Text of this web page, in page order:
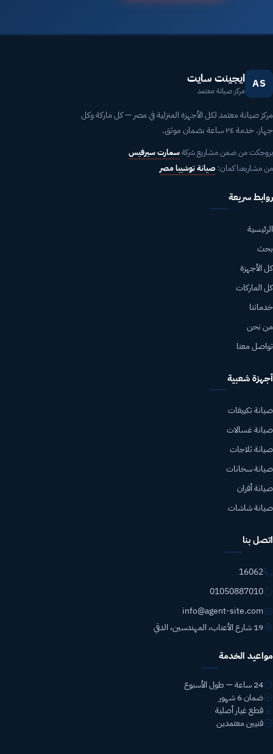
AS ايجينت سايت
مركز صيانة معتمد
مركز صيانة معتمد لكل الأجهزة المنزلية في مصر — كل ماركة وكل
جهاز. خدمة ٢٤ ساعة بضمان موثق.
بروجكت من ضمن مشاريع شركةسمارت سيرفيس
من مشاريعنا كمان: صيانة توشيبا مصر
روابط سريعة
الرئيسية
بحث
كل الأجهزة
كل الماركات
خدماتنا
من نحن
تواصل معنا
أجهزة شعبية
صيانة تكييفات
صيانة غسالات
صيانة ثلاجات
صيانة سخانات
صيانة أفران
صيانة شاشات
اتصل بنا
16062
01050887010
info@agent-site.com
19 شارع الأعناب، المهندسين، الدقي
مواعيد الخدمة
24 ساعة — طول الأسبوع
ضمان 6 شهور
قطع غيار أصلية
فنيين معتمدين